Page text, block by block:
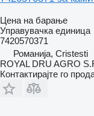
Цена на барање
Управувачка единица
7420570371
Романија, Cristesti
ROYAL DRU AGRO
Контактирајте го